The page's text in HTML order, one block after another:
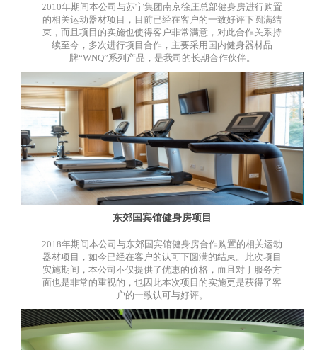
2010年期间本公司与苏宁集团南京徐庄总部健身房进行购置
的相关运动器材项目，目前已经在客户的一致好评下圆满结
束，而且项目的实施也使得客户非常满意，对此合作关系持
续至今，多次进行项目合作，主要采用国内健身器材品
牌“WNQ”系列产品，是我司的长期合作伙伴。
东郊国宾馆健身房项目
2018年期间本公司与东郊国宾馆健身房合作购置的相关运动
器材项目，如今已经在客户的认可下圆满的结束。此次项目
实施期间，本公司不仅提供了优惠的价格，而且对于服务方
面也是非常的重视的，也因此本次项目的实施更是获得了客
户的一致认可与好评。